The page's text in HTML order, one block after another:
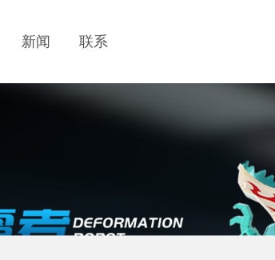
新闻 联系